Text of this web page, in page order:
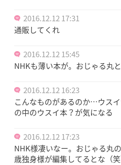
2016.12.12 17:31
通販してくれ
2016.12.12 15:45
NHKも薄い本が。おじゃる丸
2016.12.12 16:23
こんなものがあるのか…ウス
の中のウスイ本？が気になる
2016.12.12 17:23
NHK様凄いなー。おじゃる丸
歳独身様が編集してるとな（笑